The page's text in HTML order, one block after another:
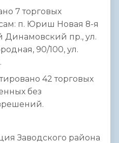
7 торговых
п. Юриш Новая 8-я
пр., ул.
90/100, ул.
42 торговых
без
Заводского района